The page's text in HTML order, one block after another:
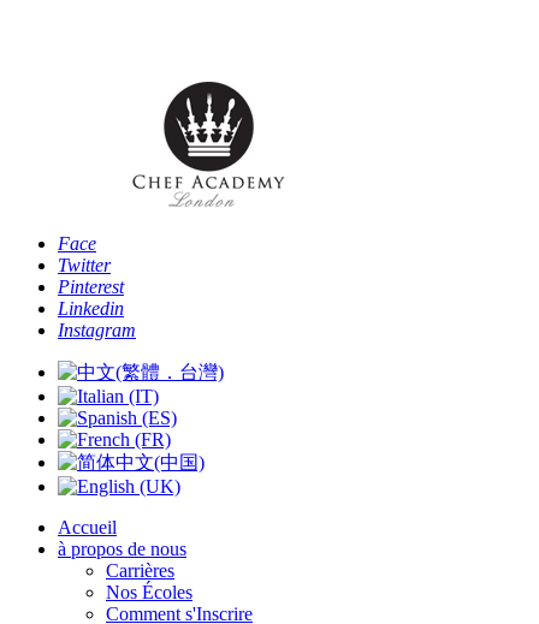
Face
Twitter
Pinterest
Linkedin
Instagram
Accueil
à propos de nous
Carrières
Nos Écoles
Comment s'Inscrire